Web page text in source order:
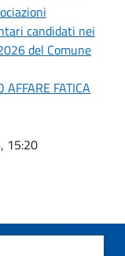
candidati nei
del Comune
FATICA
15:20